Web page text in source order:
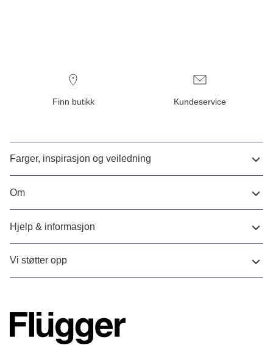
Finn butikk Kundeservice
Farger, inspirasjon og veiledning
Om
Hjelp & informasjon
Vi støtter opp